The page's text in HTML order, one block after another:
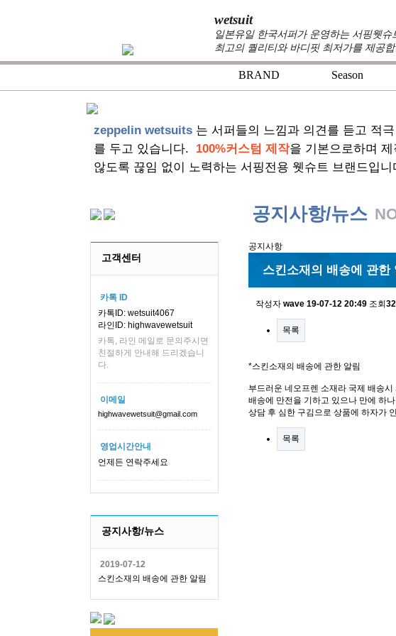
wetsuit
일본유일 한국서퍼가 운영하는 서핑웻
최고의 퀄리티와 바디핏 최저가를 제공합
+
BRAND
+
Season
zeppelin wetsuits 는 서퍼들의 느낌과 의견를 듣고 적
를 두고 있습니다. 100%커스텀 제작을 기본으로하며
않도록 끊임 없이 노력하는 서핑전용 웻슈트 브랜드입니
고객센터
카톡 ID
카톡ID: wetsuit4067
라인ID: highwavewetsuit
카톡, 라인 메일로 문의주시면
친절하게 안내해 드리겠습니
다.
이메일
highwavewetsuit@gmail.com
영업시간안내
언제든 연락주세요
공지사항/뉴스
2019-07-12
스킨소재의 배송에 관한 알림
공지사항/뉴스
공지사항
스킨소재의 배송에 관한
작성자 wave 19-07-12 20:49 조회
목록
*스킨소재의 배송에 관한 알림
부드러운 네오프렌 소재라 국제 배송
배송에 만전을 기하고 있으나 만에 하
상담 후 심한 구김으로 상품에 하자가
목록